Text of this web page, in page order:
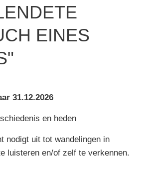
& service
EINES
31.12.2026
en heden
nodigt uit tot wandelingen in
luisteren en/of zelf te verkennen.